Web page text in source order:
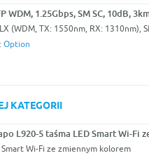
WDM, 1.25Gbps, SM SC, 10dB,
(WDM, TX: 1550nm, RX: 1310nm),
Option
KATEGORII
L920-5 taśma LED Smart Wi-Fi
Smart Wi-Fi ze zmiennym kolorem